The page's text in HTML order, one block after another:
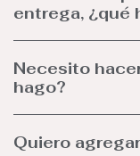
entrega, ¿qué
Necesito
hago?
Quiero